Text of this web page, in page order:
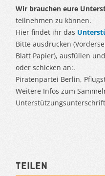
Wir brauchen eure
teilnehmen zu können.
Hier findet ihr das
Bitte ausdrucken
Blatt Papier), ausfüllen
oder schicken an:.
Piratenpartei Berlin,
Weitere Infos zum
Teilen